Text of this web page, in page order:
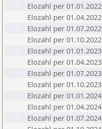
Elozahl per 01.01.2022
Elozahl per 01.04.2022
Elozahl per 01.07.2022
Elozahl per 01.10.2022
Elozahl per 01.01.2023
Elozahl per 01.04.2023
Elozahl per 01.07.2023
Elozahl per 01.10.2023
Elozahl per 01.01.2024
Elozahl per 01.04.2024
Elozahl per 01.07.2024